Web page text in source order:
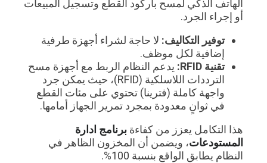
الهاتف الذكي لمسح باركود القطع وتسجيل المبيعات
أو إجراء الجرد.
توفير التكاليف:لا حاجة لشراء أجهزة طرفية
إضافية لكل موظف.
تقنية RFID:
يدعم النظام الربط مع أجهزة مسح
الترددات اللاسلكية (RFID)، حيث يمكن جرد
واجهة كاملة (فترينا) تحتوي على مئات القطع
في ثوانٍ معدودة بمجرد تمرير الجهاز أمامها.
هذا التكامل يعزز من كفاءة برنامج ادارة
المستودعات، ويضمن أن المخزون الظاهر في
النظام يطابق الواقع بنسبة 100%.